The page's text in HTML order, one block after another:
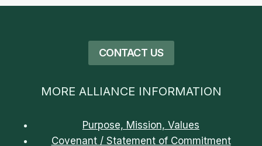
CONTACT US
MORE ALLIANCE INFORMATION
Purpose, Mission, Values
Covenant / Statement of Commitment